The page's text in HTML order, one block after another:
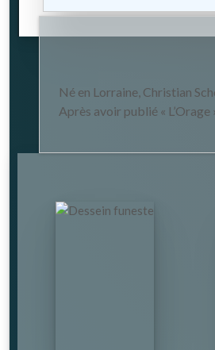
Né en Lorraine, Christian
Après avoir publié «